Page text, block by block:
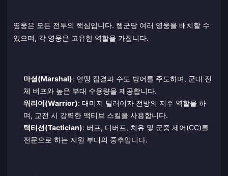
영웅은 모든 전투의 핵심입니다. 행군당 여러 영웅을 배치할 수
있으며, 각 영웅은 고유한 역할을 가집니다.
마셜(Marshal): 연맹 집결과 수도 방어를 주도하며, 군대 전
체 버프와 높은 부대 수용량을 제공합니다.
워리어(Warrior): 대미지 딜러이자 전방의 지주 역할을 하
며, 교전 시 강력한 액티브 스킬을 사용합니다.
택티션(Tactician): 버프, 디버프, 치유 및 군중 제어(CC)를
전문으로 하는 지원 부대의 중추입니다.